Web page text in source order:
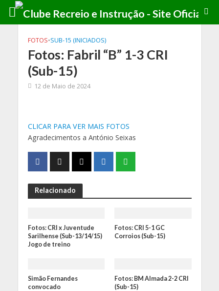
FOTOS•SUB-15 (INICIADOS)
Fotos: Fabril “B” 1-3 CRI
(Sub-15)
12 de Maio de 2024
CLICAR PARA VER MAIS FOTOS
Agradecimentos a António Seixas
Relacionado
Fotos: CRI x Juventude
Sarilhense (Sub-13/14/15)
Jogo de treino
Fotos: CRI 5-1 GC
Corroios (Sub-15)
Simão Fernandes
convocado
Fotos: BM Almada 2-2 CRI
(Sub-15)